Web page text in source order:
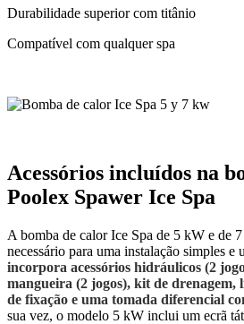
Durabilidade superior com titânio
Compatível com qualquer spa
Acessórios incluídos na
Poolex Spawer Ice Spa
A bomba de calor Ice Spa de 5 kW e de
necessário para uma instalação simples e
incorpora acessórios hidráulicos (2
mangueira (2 jogos), kit de drenagem,
de fixação e uma tomada diferencial
sua vez, o modelo 5 kW inclui um ecrã